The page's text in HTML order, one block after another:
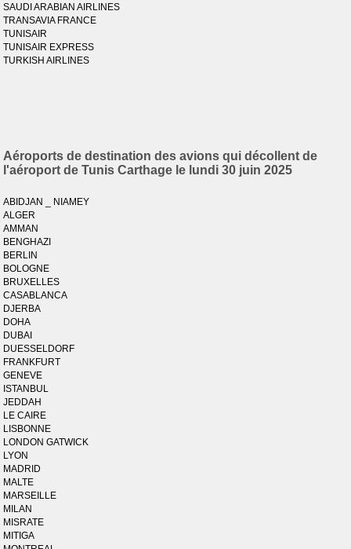
SAUDI ARABIAN AIRLINES
TRANSAVIA FRANCE
TUNISAIR
TUNISAIR EXPRESS
TURKISH AIRLINES
Aéroports de destination des avions qui décollent de
l'aéroport de Tunis Carthage le lundi 30 juin 2025
ABIDJAN _ NIAMEY
ALGER
AMMAN
BENGHAZI
BERLIN
BOLOGNE
BRUXELLES
CASABLANCA
DJERBA
DOHA
DUBAI
DUESSELDORF
FRANKFURT
GENEVE
ISTANBUL
JEDDAH
LE CAIRE
LISBONNE
LONDON GATWICK
LYON
MADRID
MALTE
MARSEILLE
MILAN
MISRATE
MITIGA